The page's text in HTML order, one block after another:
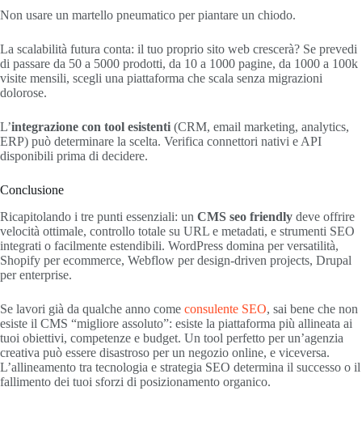
Non usare un martello pneumatico per piantare un chiodo.
La scalabilità futura conta: il tuo proprio sito web crescerà? Se prevedi
di passare da 50 a 5000 prodotti, da 10 a 1000 pagine, da 1000 a 100k
visite mensili, scegli una piattaforma che scala senza migrazioni
dolorose.
L’integrazione con tool esistenti (CRM, email marketing, analytics,
ERP) può determinare la scelta. Verifica connettori nativi e API
disponibili prima di decidere.
Conclusione
Ricapitolando i tre punti essenziali: un CMS seo friendly deve offrire
velocità ottimale, controllo totale su URL e metadati, e strumenti SEO
integrati o facilmente estendibili. WordPress domina per versatilità,
Shopify per ecommerce, Webflow per design-driven projects, Drupal
per enterprise.
Se lavori già da qualche anno come consulente SEO, sai bene che non
esiste il CMS “migliore assoluto”: esiste la piattaforma più allineata ai
tuoi obiettivi, competenze e budget. Un tool perfetto per un’agenzia
creativa può essere disastroso per un negozio online, e viceversa.
L’allineamento tra tecnologia e strategia SEO determina il successo o il
fallimento dei tuoi sforzi di posizionamento organico.